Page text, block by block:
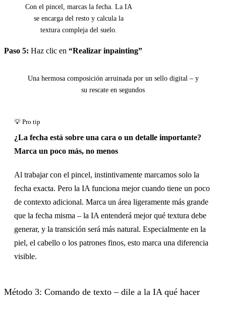
Con el pincel, marcas la fecha. La IA
se encarga del resto y calcula la
textura compleja del suelo.
Paso 5: Haz clic en “Realizar inpainting”
Antes
Una hermosa composición arruinada por un sello digital – y
su rescate en segundos
¿La fecha está sobre una cara o un detalle importante?
Marca un poco más, no menos
Al trabajar con el pincel, instintivamente marcamos solo la
fecha exacta. Pero la IA funciona mejor cuando tiene un poco
de contexto adicional. Marca un área ligeramente más grande
que la fecha misma – la IA entenderá mejor qué textura debe
generar, y la transición será más natural. Especialmente en la
piel, el cabello o los patrones finos, esto marca una diferencia
visible.
Método 3: Comando de texto – dile a la IA qué hacer